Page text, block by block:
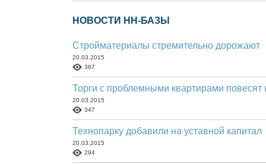
НОВОСТИ НН-БАЗЫ
Стройматериалы стремительно дорожают
20.03.2015
367
Торги с проблемными квартирами
20.03.2015
347
Технопарку добавили на уставной капитал
20.03.2015
294